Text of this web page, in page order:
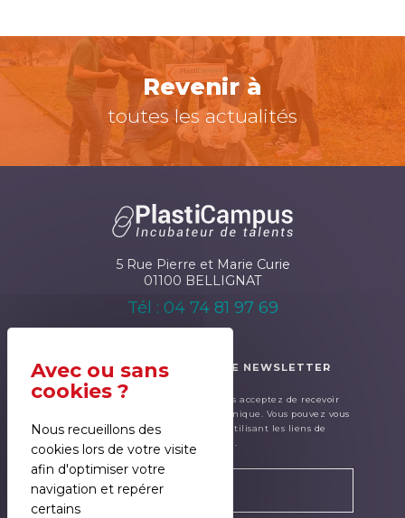
Revenir à
toutes les actualités
5 Rue Pierre et Marie Curie
01100 BELLIGNAT
Tél : 04 74 81 97 69
ABONNEZ-VOUS À NOTRE NEWSLETTER
En renseignant ce formulaire, cous acceptez de recevoir
notre newsletter par courrier électronique. Vous pouvez vous
désinscrire à tout moment en utilisant les liens de
désinscription.
Nous recueillons des
cookies lors de votre visite
afin d'optimiser votre
navigation et repérer
certains